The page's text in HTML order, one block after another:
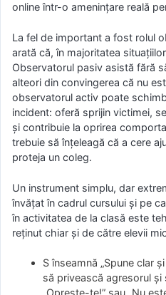
online într-o amenințare reală
La fel de important a fost rolul
arată că, în majoritatea
Observatorul pasiv asistă fără
alteori din convingerea că nu
observatorul activ poate
incident: oferă sprijin victimei,
și contribuie la oprirea
trebuie să înțeleagă că a cere
proteja un coleg.
Un instrument simplu, dar
învățat în cadrul cursului și pe
în activitatea de la clasă este
reținut chiar și de către elevii
S înseamnă „Spune clar
să privească agresorul